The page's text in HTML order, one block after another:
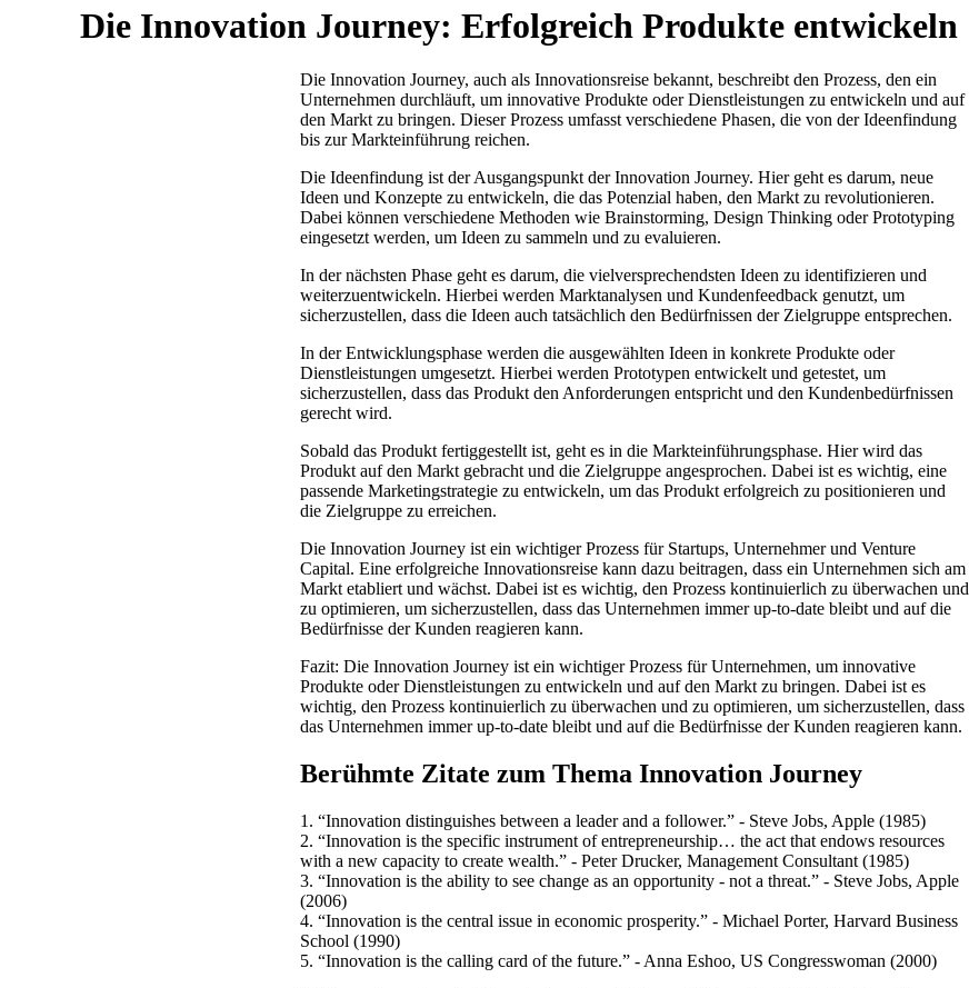
Die Innovation Journey: Erfolgreich Produkte entwickeln
Die Innovation Journey, auch als Innovationsreise bekannt, beschreibt den Prozess, den ein
Unternehmen durchläuft, um innovative Produkte oder Dienstleistungen zu entwickeln und auf
den Markt zu bringen. Dieser Prozess umfasst verschiedene Phasen, die von der Ideenfindung
bis zur Markteinführung reichen.
Die Ideenfindung ist der Ausgangspunkt der Innovation Journey. Hier geht es darum, neue
Ideen und Konzepte zu entwickeln, die das Potenzial haben, den Markt zu revolutionieren.
Dabei können verschiedene Methoden wie Brainstorming, Design Thinking oder Prototyping
eingesetzt werden, um Ideen zu sammeln und zu evaluieren.
In der nächsten Phase geht es darum, die vielversprechendsten Ideen zu identifizieren und
weiterzuentwickeln. Hierbei werden Marktanalysen und Kundenfeedback genutzt, um
sicherzustellen, dass die Ideen auch tatsächlich den Bedürfnissen der Zielgruppe entsprechen.
In der Entwicklungsphase werden die ausgewählten Ideen in konkrete Produkte oder
Dienstleistungen umgesetzt. Hierbei werden Prototypen entwickelt und getestet, um
sicherzustellen, dass das Produkt den Anforderungen entspricht und den Kundenbedürfnissen
gerecht wird.
Sobald das Produkt fertiggestellt ist, geht es in die Markteinführungsphase. Hier wird das
Produkt auf den Markt gebracht und die Zielgruppe angesprochen. Dabei ist es wichtig, eine
passende Marketingstrategie zu entwickeln, um das Produkt erfolgreich zu positionieren und
die Zielgruppe zu erreichen.
Die Innovation Journey ist ein wichtiger Prozess für Startups, Unternehmer und Venture
Capital. Eine erfolgreiche Innovationsreise kann dazu beitragen, dass ein Unternehmen sich am
Markt etabliert und wächst. Dabei ist es wichtig, den Prozess kontinuierlich zu überwachen und
zu optimieren, um sicherzustellen, dass das Unternehmen immer up-to-date bleibt und auf die
Bedürfnisse der Kunden reagieren kann.
Fazit: Die Innovation Journey ist ein wichtiger Prozess für Unternehmen, um innovative
Produkte oder Dienstleistungen zu entwickeln und auf den Markt zu bringen. Dabei ist es
wichtig, den Prozess kontinuierlich zu überwachen und zu optimieren, um sicherzustellen, dass
das Unternehmen immer up-to-date bleibt und auf die Bedürfnisse der Kunden reagieren kann.
Berühmte Zitate zum Thema Innovation Journey
1. “Innovation distinguishes between a leader and a follower.” - Steve Jobs, Apple (1985)
2. “Innovation is the specific instrument of entrepreneurship… the act that endows resources
with a new capacity to create wealth.” - Peter Drucker, Management Consultant (1985)
3. “Innovation is the ability to see change as an opportunity - not a threat.” - Steve Jobs, Apple
(2006)
4. “Innovation is the central issue in economic prosperity.” - Michael Porter, Harvard Business
School (1990)
5. “Innovation is the calling card of the future.” - Anna Eshoo, US Congresswoman (2000)